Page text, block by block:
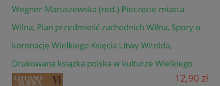
Wegner-Maruszewska (red.) Pieczęcie miasta
Wilna, Plan przedmieść zachodnich Wilna, Spory o
koronację Wielkiego Księcia Litwy Witolda,
Drukowana książka polska w kulturze Wielkiego
12,90 zł